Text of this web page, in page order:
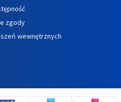
zgody
wewnętrznych